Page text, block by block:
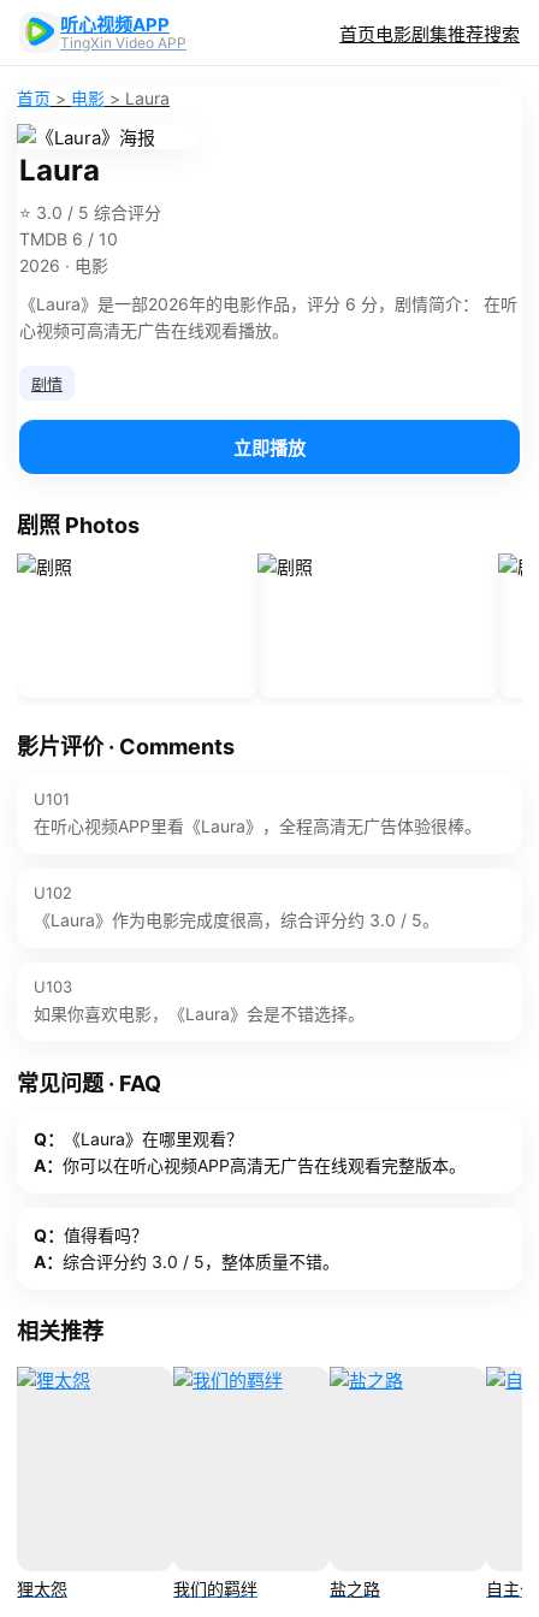
听心视频APP
TingXin Video APP 首页电影剧集推荐搜索
首页 > 电影 > Laura
Laura
⭐ 3.0 / 5 综合评分
TMDB 6 / 10
2026 · 电影
《Laura》是一部2026年的电影作品，评分 6 分，剧情简介： 在听
心视频可高清无广告在线观看播放。
剧情
立即播放
剧照 Photos
影片评价 · Comments
U101
在听心视频APP里看《Laura》，全程高清无广告体验很棒。
U102
《Laura》作为电影完成度很高，综合评分约 3.0 / 5。
U103
如果你喜欢电影，《Laura》会是不错选择。
常见问题 · FAQ
Q：
《Laura》在哪里观看？
A： 你可以在听心视频APP高清无广告在线观看完整版本。
Q： 值得看吗？
A： 综合评分约 3.0 / 5，整体质量不错。
相关推荐
狸太怨 我们的羁绊 盐之路 自主